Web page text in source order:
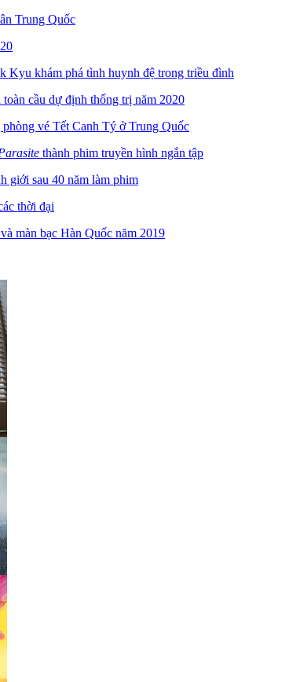
Trung Quốc
Kyu khám phá tình huynh đệ trong triều đình
cầu dự định thống trị năm 2020
vé Tết Canh Tý ở Trung Quốc
thành phim truyền hình ngắn tập
giới sau 40 năm làm phim
thời đại
màn bạc Hàn Quốc năm 2019